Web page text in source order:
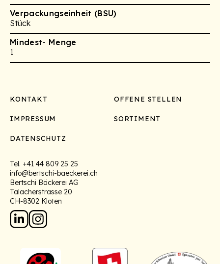
Verpackungseinheit (BSU)
Stück
Mindest- Menge
1
Footer
KONTAKT OFFENE STELLEN
IMPRESSUM SORTIMENT
DATENSCHUTZ
Tel. +41 44 809 25 25
info@bertschi-baeckerei.ch
Bertschi Bäckerei AG
Talacherstrasse 20
CH-8302 Kloten